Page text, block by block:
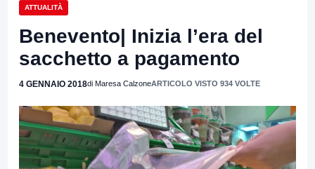
ATTUALITÀ
Benevento| Inizia l’era del
sacchetto a pagamento
4 GENNAIO 2018di Maresa CalzoneARTICOLO VISTO 934 VOLTE